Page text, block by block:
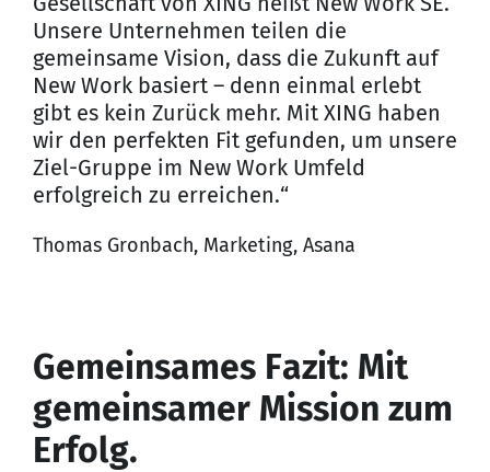
Unsere Unter­nehmen teilen die
gemeinsame Vision, dass die Zukunft auf
New Work basiert – denn einmal erlebt
gibt es kein Zurück mehr. Mit XING haben
wir den perfekten Fit gefunden, um unsere
Ziel-Gruppe im New Work Umfeld
erfolgreich zu erreichen.“
Thomas Gronbach, Marketing, Asana
Gemeinsames Fazit: Mit
gemeinsamer Mission zum
Erfolg.